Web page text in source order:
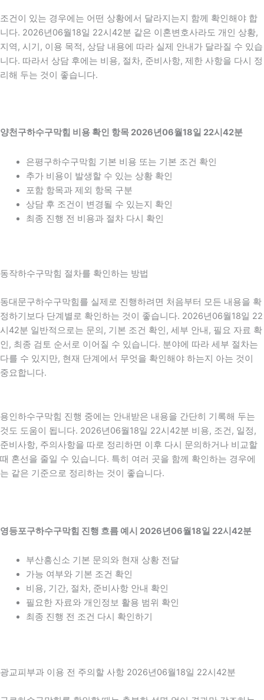
조건이 있는 경우에는 어떤 상황에서 달라지는지 함께 확인해야 합
니다. 2026년06월18일 22시42분 같은 이혼변호사라도 개인 상황,
지역, 시기, 이용 목적, 상담 내용에 따라 실제 안내가 달라질 수 있습
니다. 따라서 상담 후에는 비용, 절차, 준비사항, 제한 사항을 다시 정
리해 두는 것이 좋습니다.
양천구하수구막힘 비용 확인 항목 2026년06월18일 22시42분
은평구하수구막힘 기본 비용 또는 기본 조건 확인
추가 비용이 발생할 수 있는 상황 확인
포함 항목과 제외 항목 구분
상담 후 조건이 변경될 수 있는지 확인
최종 진행 전 비용과 절차 다시 확인
동작하수구막힘 절차를 확인하는 방법
동대문구하수구막힘를 실제로 진행하려면 처음부터 모든 내용을 확
정하기보다 단계별로 확인하는 것이 좋습니다. 2026년06월18일 22
시42분 일반적으로는 문의, 기본 조건 확인, 세부 안내, 필요 자료 확
인, 최종 검토 순서로 이어질 수 있습니다. 분야에 따라 세부 절차는
다를 수 있지만, 현재 단계에서 무엇을 확인해야 하는지 아는 것이
중요합니다.
용인하수구막힘 진행 중에는 안내받은 내용을 간단히 기록해 두는
것도 도움이 됩니다. 2026년06월18일 22시42분 비용, 조건, 일정,
준비사항, 주의사항을 따로 정리하면 이후 다시 문의하거나 비교할
때 혼선을 줄일 수 있습니다. 특히 여러 곳을 함께 확인하는 경우에
는 같은 기준으로 정리하는 것이 좋습니다.
영등포구하수구막힘 진행 흐름 예시 2026년06월18일 22시42분
부산흥신소 기본 문의와 현재 상황 전달
가능 여부와 기본 조건 확인
비용, 기간, 절차, 준비사항 안내 확인
필요한 자료와 개인정보 활용 범위 확인
최종 진행 전 조건 다시 확인하기
광교피부과 이용 전 주의할 사항 2026년06월18일 22시42분